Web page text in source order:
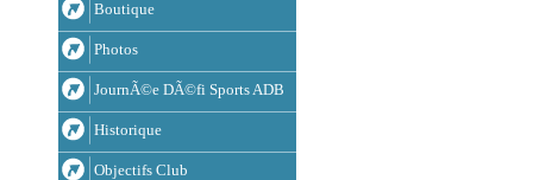
Boutique
Photos
JournÃ©e DÃ©fi Sports ADB
Historique
Objectifs Club